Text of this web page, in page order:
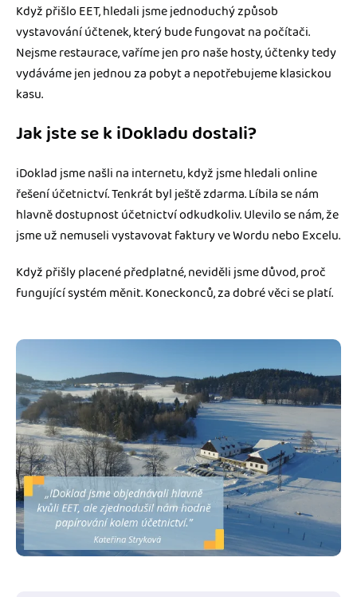
Když přišlo EET, hledali jsme jednoduchý způsob
vystavování účtenek, který bude fungovat na počítači.
Nejsme restaurace, vaříme jen pro naše hosty, účtenky tedy
vydáváme jen jednou za pobyt a nepotřebujeme klasickou
kasu.
Jak jste se k iDokladu dostali?
iDoklad jsme našli na internetu, když jsme hledali online
řešení účetnictví. Tenkrát byl ještě zdarma. Líbila se nám
hlavně dostupnost účetnictví odkudkoliv. Ulevilo se nám, že
jsme už nemuseli vystavovat faktury ve Wordu nebo Excelu.
Když přišly placené předplatné, neviděli jsme důvod, proč
fungující systém měnit. Koneckonců, za dobré věci se platí.